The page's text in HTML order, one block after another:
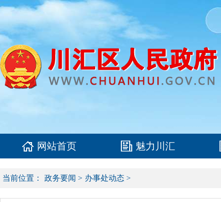
网站首页 魅力川汇
当前位置： 政务要闻 > 办事处动态 >